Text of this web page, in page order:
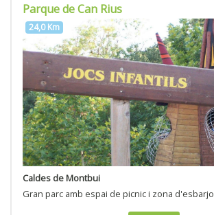
Parque de Can Rius
24,0 Km
Caldes de Montbui
Gran parc amb espai de picnic i zona d'esbarjo